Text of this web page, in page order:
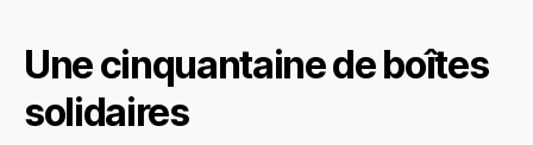
Une cinquantaine de boîtes
solidaires